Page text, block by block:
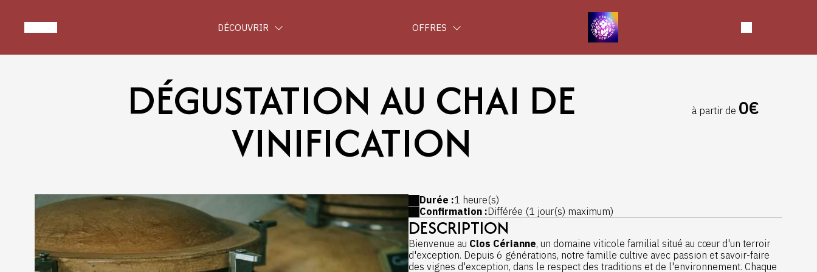
DÉCOUVRIR OFFRES
DÉGUSTATION AU CHAI DE
VINIFICATION
à partir de 0€
Durée :1 heure(s)
Confirmation :Différée (1 jour(s) maximum)
DESCRIPTION
Bienvenue au Clos Cérianne, un domaine viticole familial situé au cœur d'un terroir
d'exception. Depuis 6 générations, notre famille cultive avec passion et savoir-faire
des vignes d'exception, dans le respect des traditions et de l'environnement. Chaque